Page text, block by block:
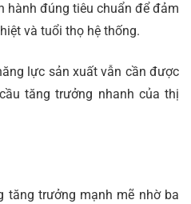
hành đúng tiêu chuẩn để đảm
và tuổi thọ hệ thống.
lực sản xuất vẫn cần được
tăng trưởng nhanh của thị
tăng trưởng mạnh mẽ nhờ ba